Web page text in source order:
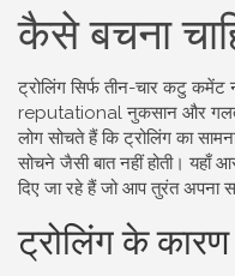
कैसे बचना
ट्रोलिंग सिर्फ तीन-चार कटु कमेंट
reputational नुकसान और गलत
लोग सोचते हैं कि ट्रोलिंग का
सोचने जैसी बात नहीं होती।
दिए जा रहे हैं जो आप तुरंत अपना
ट्रोलिंग के